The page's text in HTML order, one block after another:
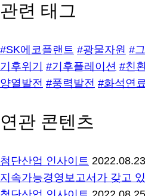
관련 태그
#SK에코플랜트 #광물자원 #
기후위기
#기후플레이션 #친
양열발전 #풍력발전 #화석연
연관 콘텐츠
첨단산업 인사이트 2022.08.23
지속가능경영보고서가 갖고